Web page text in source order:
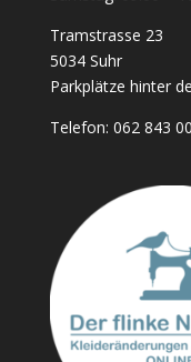
Tramstrasse 23
5034 Suhr
Parkplätze hinter
Telefon: 062 843